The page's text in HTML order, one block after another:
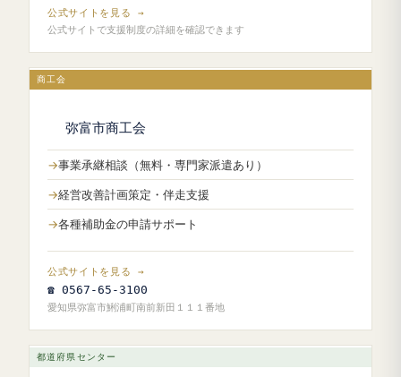
公式サイトを見る →
公式サイトで支援制度の詳細を確認できます
商工会
弥富市商工会
事業承継相談（無料・専門家派遣あり）
経営改善計画策定・伴走支援
各種補助金の申請サポート
公式サイトを見る →
☎ 0567-65-3100
愛知県弥富市鯏浦町南前新田１１１番地
都道府県センター